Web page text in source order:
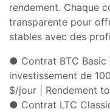
rendement. Chaque
transparente pour
stables avec des
● Contrat BTC
investissement de
$/jour | Rendement
● Contrat LTC